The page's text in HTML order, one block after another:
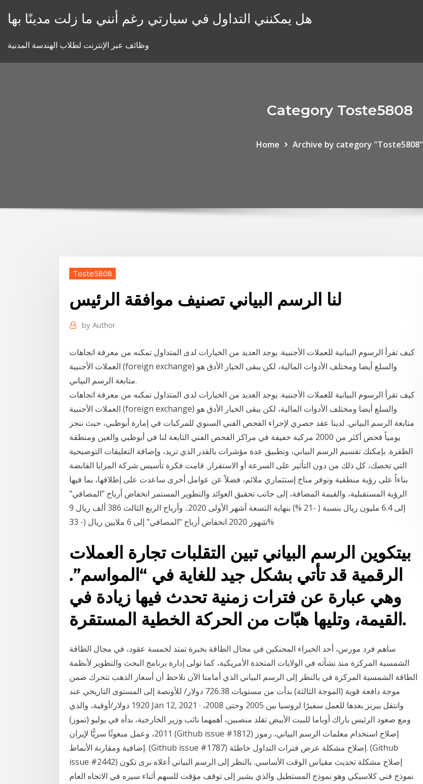
هل يمكنني التداول في سيارتي رغم أنني ما زلت مدينًا بها
وظائف عبر الإنترنت لطلاب الهندسة المدنية
Category Toste5808
Home Archive by category "Toste5808"
Toste5808
لنا الرسم البياني تصنيف موافقة الرئيس
by Author
كيف تقرأ الرسوم البيانية للعملات الأجنبية. يوجد العديد من الخيارات لدى المتداول تمكنه من معرفة اتجاهات
العملات الأجنبية (foreign exchange) والسلع أيضا ومختلف الأدوات المالية، لكن يبقى الخيار الأدق هو
متابعة الرسم البياني.
كيف تقرأ الرسوم البيانية للعملات الأجنبية. يوجد العديد من الخيارات لدى المتداول تمكنه من معرفة اتجاهات
العملات الأجنبية (foreign exchange) والسلع أيضا ومختلف الأدوات المالية، لكن يبقى الخيار الأدق هو
متابعة الرسم البياني. لدينا عقد حصري لإجراء الفحص الفني السنوي للمركبات في إمارة أبوظبي، حيث ننجز
يومياً فحص أكثر من 2000 مركبة خفيفة في مراكز الفحص الفني التابعة لنا في أبوظبي والعين ومنطقة
الظفرة. بإمكنك تقسيم الرسم البياني، وتطبيق عدة مؤشرات بالقدر الذي تريد، وإضافة التعليقات التوضيحية
التي تخصك، كل ذلك من دون التأثير على السرعة أو الاستقرار. قامت فكرة تأسيس شركة المزايا القابضة
بناءاً على رؤية منطقية وتوفر مناخ إستثماري ملائم، فضلاً عن عوامل أخرى ساعدت على إطلاقها، بما فيها
الرؤية المستقبلية، والقيمة المضافة، إلى جانب تحقيق العوائد والتطوير المستمر انخفاض أرباح "المصافي"
إلى 6.4 مليون ريال بنسبة ( -21 %) بنهاية التسعة أشهر الأولى 2020.. وأرباح الربع الثالث 386 ألف ريال 9
شهور 2020 انخفاض أرباح "المصافي" إلى 6 ملايين ريال (- 33%
بيتكوين الرسم البياني تبين التقلبات تجارة العملات
الرقمية قد تأتي بشكل جيد للغاية في “المواسم”.
وهي عبارة عن فترات زمنية تحدث فيها زيادة في
القيمة، وتليها هبّات من الحركة الخطية المستقرة.
ساهم فرد مورس، أحد الخبراء المحنكين في مجال الطاقة بخبرة تمتد لخمسة عقود، في مجال الطاقة
الشمسية المركزة منذ نشأته في الولايات المتحدة الأمريكية، كما تولى إدارة برنامج البحث والتطوير لأنظمة
الطاقة الشمسية المركزة في بالنظر إلى الرسم البياني الذي أمامنا الآن نلاحظ أن أسعار الذهب تتحرك ضمن
موجة دافعة قوية (الموجة الثالثة) بدأت من مستويات 726.38 دولار/ للأونصة إلى المستوى التاريخي عند
1920 دولار/أوقية، والذي Jan 12, 2021 · وانتقل بيرنز بعدها للعمل سفيرًا لروسيا بين 2005 وحتى 2008،
ومع صعود الرئيس باراك أوباما للبيت الأبيض تقلد منصبين، أهمهما نائب وزير الخارجية، بدأه في يوليو (تموز)
2011، وعمل مبعوثًا سريًّا لإيران (Github issue #1812) إصلاح استخدام معلمات الرسم البياني، رموز
إضافية ومقارنة الأنماط. (Github issue #1787) إصلاح مشكلة عرض فترات التداول خاطئة. (Github
issue #2442) إصلاح مشكلة تحديث مقياس الوقت الأساسي. بالنظر إلى الرسم البياني أعلاه نرى تكون
نموذج فني كلاسيكي وهو نموذج المستطيل والذي يشير إلى توقف مؤقت للسهم أثناء سيره في الاتجاه العام